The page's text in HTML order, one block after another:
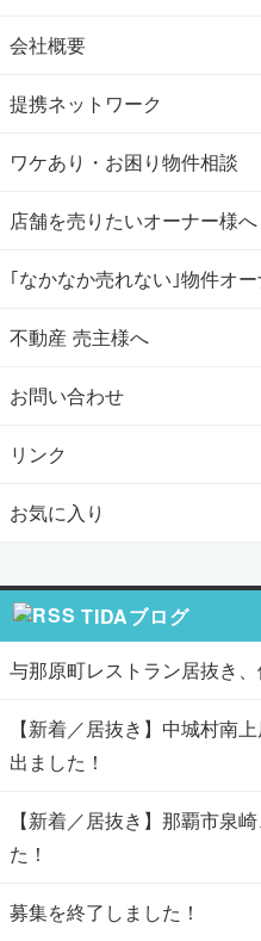
会社概要
提携ネットワーク
ワケあり・お困り物件相談
店舗を売りたいオーナー様へ
｢なかなか売れない｣物件オ
不動産 売主様へ
お問い合わせ
リンク
お気に入り
TIDAブログ
与那原町レストラン居抜き
【新着／居抜き】中城村南
出ました！
【新着／居抜き】那覇市泉
た！
募集を終了しました！